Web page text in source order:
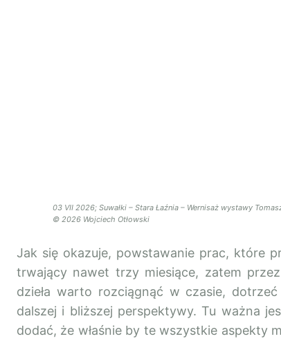
03 VII 2026; Suwałki – Stara Łaźnia – Wernisaż wystawy
© 2026 Wojciech Otłowski
Jak się okazuje, powstawanie prac, które
trwający nawet trzy miesiące, zatem
dzieła warto rozciągnąć w czasie,
dalszej i bliższej perspektywy. Tu ważna
dodać, że właśnie by te wszystkie aspekty